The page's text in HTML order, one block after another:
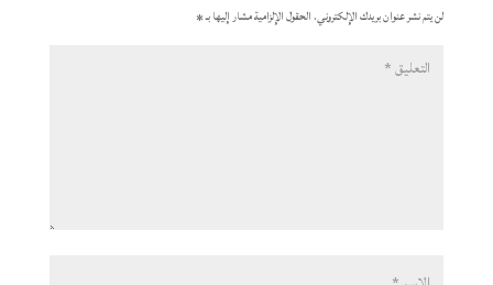
لن يتم نشر عنوان بريدك الإلكتروني. الحقول الإلزامية مشار إليها بـ*